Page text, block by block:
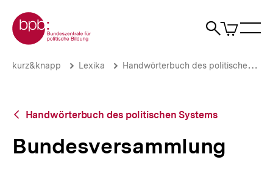
zum
Seiteninhalt
springen
Zur Startseite der bpb
Suche
Artikel
im
Bundesversammlung
Brotkrümelnavigation
Pfadnavigation
kurz&knapp Lexika Handwörterbuch des politischen Systems
Zurück
Übersicht
Handwörterbuch des politischen Systems
Bundesversammlung